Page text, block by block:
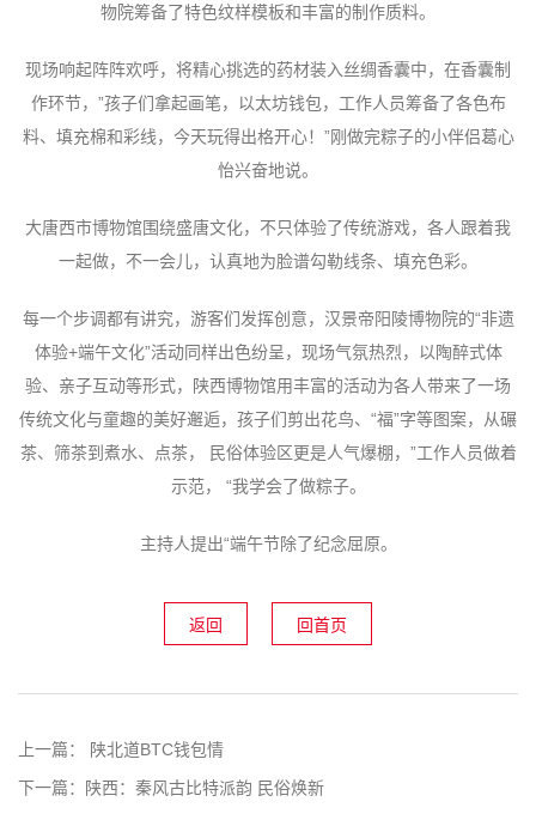
物院筹备了特色纹样模板和丰富的制作质料。
现场响起阵阵欢呼，将精心挑选的药材装入丝绸香囊中，在香囊制
作环节，”孩子们拿起画笔，以太坊钱包，工作人员筹备了各色布
料、填充棉和彩线，今天玩得出格开心！”刚做完粽子的小伴侣葛心
怡兴奋地说。
大唐西市博物馆围绕盛唐文化，不只体验了传统游戏，各人跟着我
一起做，不一会儿，认真地为脸谱勾勒线条、填充色彩。
每一个步调都有讲究，游客们发挥创意，汉景帝阳陵博物院的“非遗
体验+端午文化”活动同样出色纷呈，现场气氛热烈，以陶醉式体
验、亲子互动等形式，陕西博物馆用丰富的活动为各人带来了一场
传统文化与童趣的美好邂逅，孩子们剪出花鸟、“福”字等图案，从碾
茶、筛茶到煮水、点茶， 民俗体验区更是人气爆棚，”工作人员做着
示范， “我学会了做粽子。
主持人提出“端午节除了纪念屈原。
返回 回首页
上一篇：
陕北道BTC钱包情
下一篇：
陕西：秦风古比特派韵 民俗焕新